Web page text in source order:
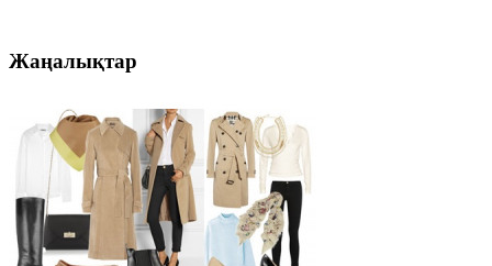
Жаңалықтар